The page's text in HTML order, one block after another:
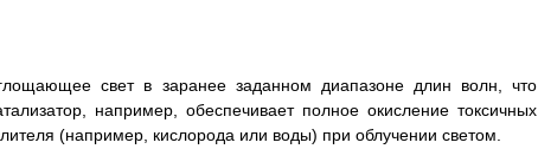
свет в заранее заданном диапазоне длин волн, что
например, обеспечивает полное окисление токсичных
(например, кислорода или воды) при облучении светом.